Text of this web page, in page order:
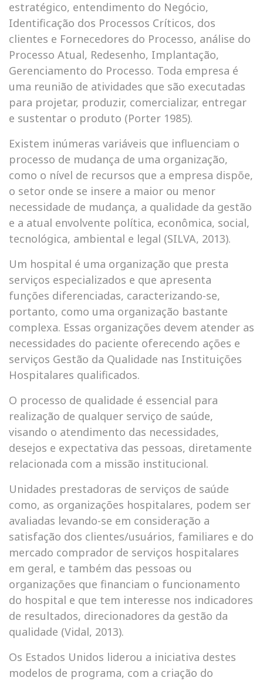
estratégico, entendimento do Negócio,
Identificação dos Processos Críticos, dos
clientes e Fornecedores do Processo, análise do
Processo Atual, Redesenho, Implantação,
Gerenciamento do Processo. Toda empresa é
uma reunião de atividades que são executadas
para projetar, produzir, comercializar, entregar
e sustentar o produto (Porter 1985).
Existem inúmeras variáveis que influenciam o
processo de mudança de uma organização,
como o nível de recursos que a empresa dispõe,
o setor onde se insere a maior ou menor
necessidade de mudança, a qualidade da gestão
e a atual envolvente política, econômica, social,
tecnológica, ambiental e legal (SILVA, 2013).
Um hospital é uma organização que presta
serviços especializados e que apresenta
funções diferenciadas, caracterizando-se,
portanto, como uma organização bastante
complexa. Essas organizações devem atender as
necessidades do paciente oferecendo ações e
serviços Gestão da Qualidade nas Instituições
Hospitalares qualificados.
O processo de qualidade é essencial para
realização de qualquer serviço de saúde,
visando o atendimento das necessidades,
desejos e expectativa das pessoas, diretamente
relacionada com a missão institucional.
Unidades prestadoras de serviços de saúde
como, as organizações hospitalares, podem ser
avaliadas levando-se em consideração a
satisfação dos clientes/usuários, familiares e do
mercado comprador de serviços hospitalares
em geral, e também das pessoas ou
organizações que financiam o funcionamento
do hospital e que tem interesse nos indicadores
de resultados, direcionadores da gestão da
qualidade (Vidal, 2013).
Os Estados Unidos liderou a iniciativa destes
modelos de programa, com a criação do